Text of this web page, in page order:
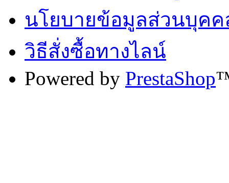
นโยบายข้อมูลส่วนบุคค
วิธีสั่งซื้อทางไลน์
Powered by PrestaShop